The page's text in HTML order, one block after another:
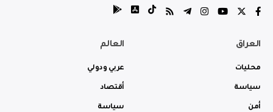
العراق
محليات
سياسة
أمن
العالم
عربي ودولي
أقتصاد
سياسة